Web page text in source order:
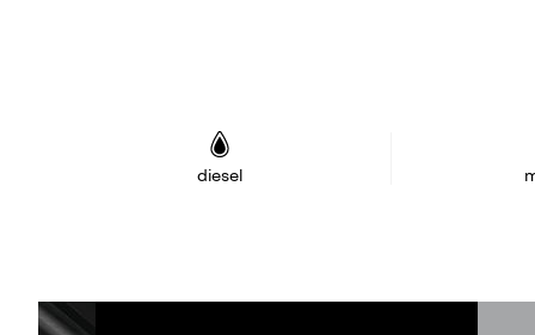
diesel